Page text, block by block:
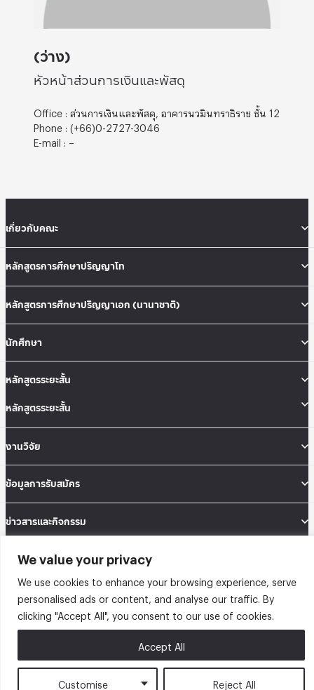
We value your privacy
We use cookies to enhance your browsing experience, serve
personalised ads or content, and analyse our traffic. By
clicking "Accept All", you consent to our use of cookies.
Customise Reject All
Accept All
(ว่าง)
หัวหน้าส่วนการเงินและพัสดุ
Office : ส่วนการเงินและพัสดุ, อาคารนวมินทราธิราช ชั้น 12
Phone : (+66)0-2727-3046
E-mail : –
เกี่ยวกับคณะ
หลักสูตรการศึกษาปริญญาโท
หลักสูตรการศึกษาปริญญาเอก (นานาชาติ)
นักศึกษา
หลักสูตรระยะสั้น
หลักสูตรระยะสั้น
งานวิจัย
ข้อมูลการรับสมัคร
ข่าวสารและกิจกรรม
คณะสถิติประยุกต์ อาคารนวมินทราธิราช ชั้น 12 เลขที่ 148 ถนนเสรีไทย แขวงคลองจั่น
Tel: 02-727-3035-40
Fax: 02-374-4061
@2026 คณะสถิติประยุกต์ สถาบันบัณฑิตพัฒนบริหารศาสตร์ | Graduate School of